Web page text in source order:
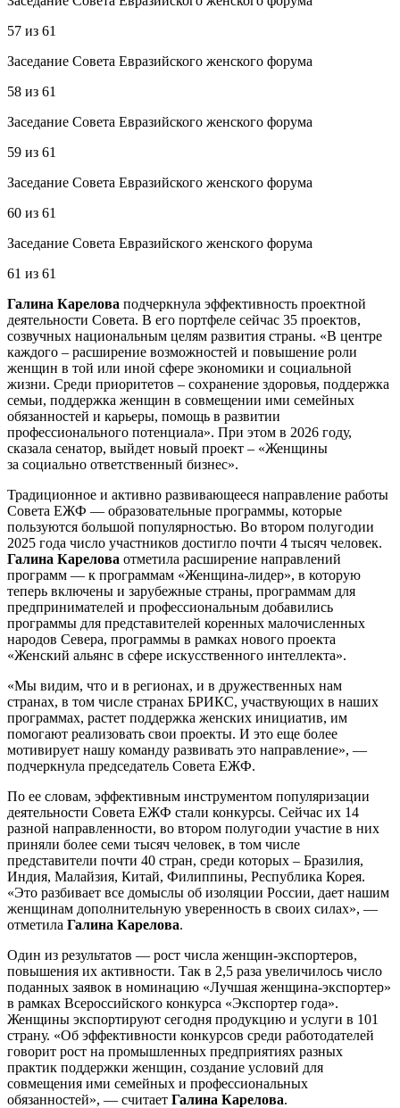
57 из 61
Заседание Совета Евразийского женского форума
58 из 61
Заседание Совета Евразийского женского форума
59 из 61
Заседание Совета Евразийского женского форума
60 из 61
Заседание Совета Евразийского женского форума
61 из 61
Галина Карелова подчеркнула эффективность проектной
деятельности Совета. В его портфеле сейчас 35 проектов,
созвучных национальным целям развития страны. «В центре
каждого – расширение возможностей и повышение роли
женщин в той или иной сфере экономики и социальной
жизни. Среди приоритетов – сохранение здоровья, поддержка
семьи, поддержка женщин в совмещении ими семейных
обязанностей и карьеры, помощь в развитии
профессионального потенциала». При этом в 2026 году,
сказала сенатор, выйдет новый проект – «Женщины
за социально ответственный бизнес».
Традиционное и активно развивающееся направление работы
Совета ЕЖФ — образовательные программы, которые
пользуются большой популярностью. Во втором полугодии
2025 года число участников достигло почти 4 тысяч человек.
Галина Карелова отметила расширение направлений
программ — к программам «Женщина-лидер», в которую
теперь включены и зарубежные страны, программам для
предпринимателей и профессиональным добавились
программы для представителей коренных малочисленных
народов Севера, программы в рамках нового проекта
«Женский альянс в сфере искусственного интеллекта».
«Мы видим, что и в регионах, и в дружественных нам
странах, в том числе странах БРИКС, участвующих в наших
программах, растет поддержка женских инициатив, им
помогают реализовать свои проекты. И это еще более
мотивирует нашу команду развивать это направление», —
подчеркнула председатель Совета ЕЖФ.
По ее словам, эффективным инструментом популяризации
деятельности Совета ЕЖФ стали конкурсы. Сейчас их 14
разной направленности, во втором полугодии участие в них
приняли более семи тысяч человек, в том числе
представители почти 40 стран, среди которых – Бразилия,
Индия, Малайзия, Китай, Филиппины, Республика Корея.
«Это разбивает все домыслы об изоляции России, дает нашим
женщинам дополнительную уверенность в своих силах», —
отметила Галина Карелова.
Один из результатов — рост числа женщин-экспортеров,
повышения их активности. Так в 2,5 раза увеличилось число
поданных заявок в номинацию «Лучшая женщина-экспортер»
в рамках Всероссийского конкурса «Экспортер года».
Женщины экспортируют сегодня продукцию и услуги в 101
страну. «Об эффективности конкурсов среди работодателей
говорит рост на промышленных предприятиях разных
практик поддержки женщин, создание условий для
совмещения ими семейных и профессиональных
обязанностей», — считает Галина Карелова.